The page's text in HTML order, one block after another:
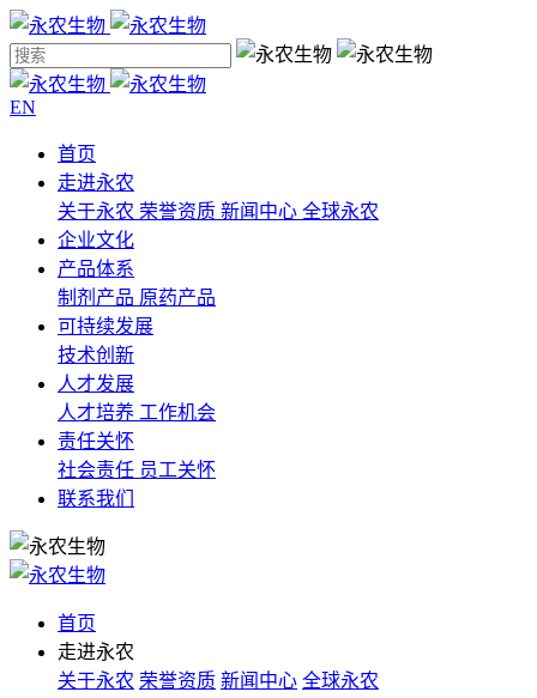
EN
首页
走进永农
关于永农 荣誉资质 新闻中心 全球永农
企业文化
产品体系
制剂产品 原药产品
可持续发展
技术创新
人才发展
人才培养 工作机会
责任关怀
社会责任 员工关怀
联系我们
首页
走进永农
关于永农 荣誉资质 新闻中心 全球永农